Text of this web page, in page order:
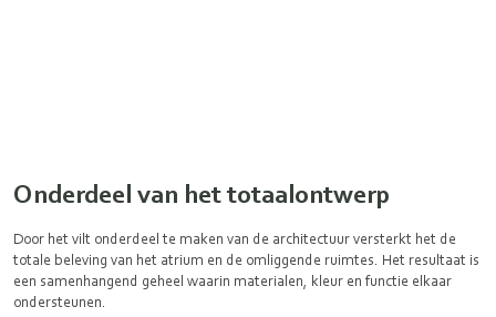
Onderdeel van het totaalontwerp
Door het vilt onderdeel te maken van de architectuur versterkt het de
totale beleving van het atrium en de omliggende ruimtes. Het resultaat is
een samenhangend geheel waarin materialen, kleur en functie elkaar
ondersteunen.